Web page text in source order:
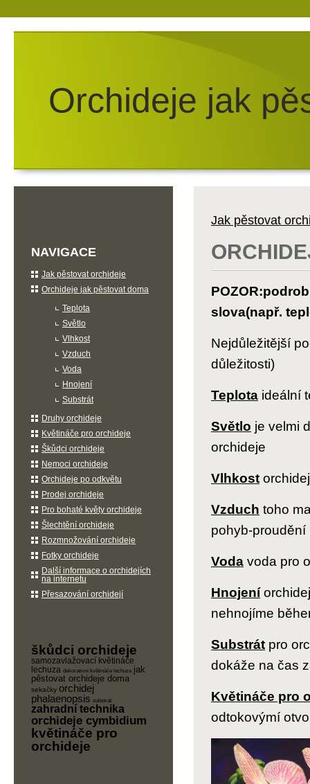
Orchideje jak
Jak pěstovat
slova(např.
Nejdůležitější
důležitosti)
Teplota ideální
Světlo je velmi
orchideje
Vlhkost
Vzduch toho
pohyb-proudění
Voda voda pro
Hnojení
nehnojíme
Substrát pro
dokáže na čas
Květináče pro
odtokovýmí
NAVIGACE
Jak pěstovat orchideje
Orchideje jak pěstovat doma
Teplota
Světlo
Vlhkost
Vzduch
Voda
Hnojení
Substrát
Druhy orchideje
Květináče pro orchideje
Škůdci orchideje
Nemoci orchideje
Orchideje po odkvětu
Prodej orchideje
Pro bohaté květy orchideje
Šlechtění orchideje
Rozmnožování orchideje
Fotky orchideje
Další informace o orchidejích
na internetu
Přesazování orchidejí
škůdci orchideje
samozavlažovací květináče
lechuza dekorativní květináče lechuza jak
pěstovat orchideje doma
sekačky orchidej
phalaenopsis substrát
zahradní technika
orchideje cymbidium
květináče pro
orchideje